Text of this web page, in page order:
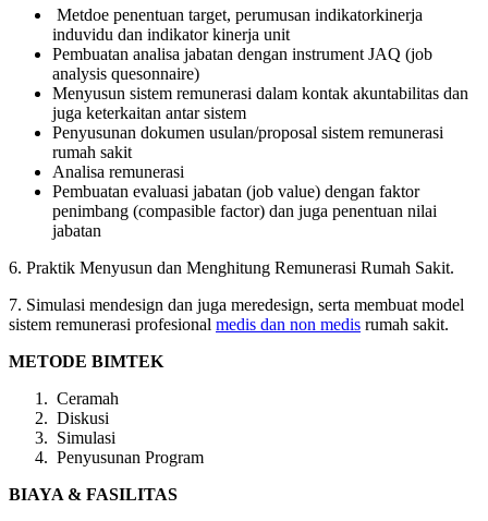
Metdoe penentuan target, perumusan indikatorkinerja
induvidu dan indikator kinerja unit
Pembuatan analisa jabatan dengan instrument JAQ (job
analysis quesonnaire)
Menyusun sistem remunerasi dalam kontak akuntabilitas dan
juga keterkaitan antar sistem
Penyusunan dokumen usulan/proposal sistem remunerasi
rumah sakit
Analisa remunerasi
Pembuatan evaluasi jabatan (job value) dengan faktor
penimbang (compasible factor) dan juga penentuan nilai
jabatan
6. Praktik Menyusun dan Menghitung Remunerasi Rumah Sakit.
7. Simulasi mendesign dan juga meredesign, serta membuat model
sistem remunerasi profesional medis dan non medis rumah sakit.
METODE BIMTEK
Ceramah
Diskusi
Simulasi
Penyusunan Program
BIAYA & FASILITAS